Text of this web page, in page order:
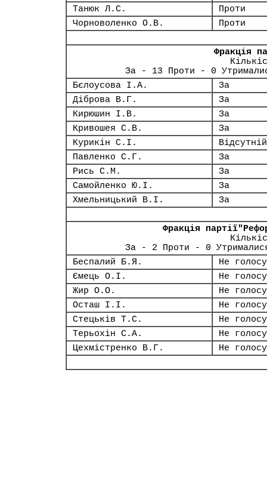
Танюк Л.С.
Проти
Чорноволенко О.В.
Проти
Фракція
За - 13 Проти - 0
Бєлоусова І.А.
За
Діброва В.Г.
За
Кирюшин І.В.
За
Кривошея С.В.
За
Курикін С.І.
Відсутній
Павленко С.Г.
За
Рись С.М.
За
Самойленко Ю.І.
За
Хмельницький В.І.
За
Фракція
За - 2 Проти - 0
Беспалий Б.Я.
Не
Ємець О.І.
Не
Жир О.О.
Не
Осташ І.І.
Не
Стецьків Т.С.
Не
Терьохін С.А.
Не
Цехмістренко В.Г.
Не